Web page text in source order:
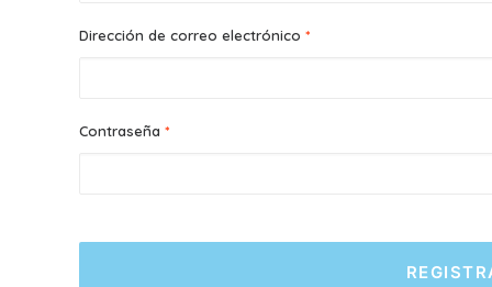
Dirección de correo electrónico *Obligatorio
Contraseña *Obligatorio